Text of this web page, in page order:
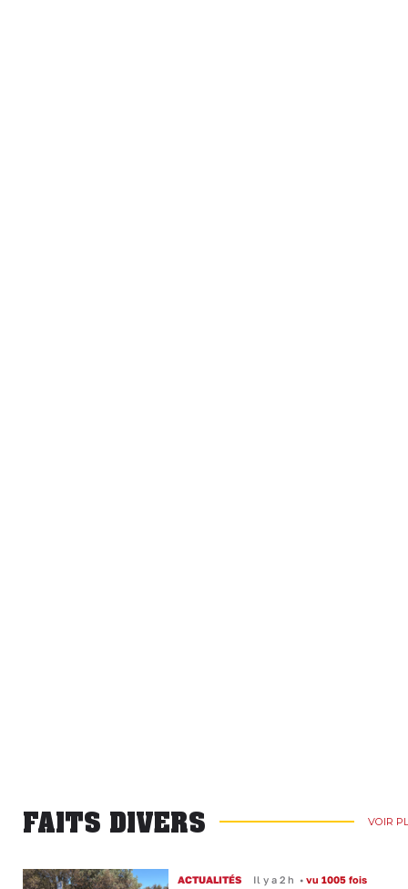
FAITS DIVERS VOIR
ACTUALITÉS Il y a 2 h •vu 1005 fois